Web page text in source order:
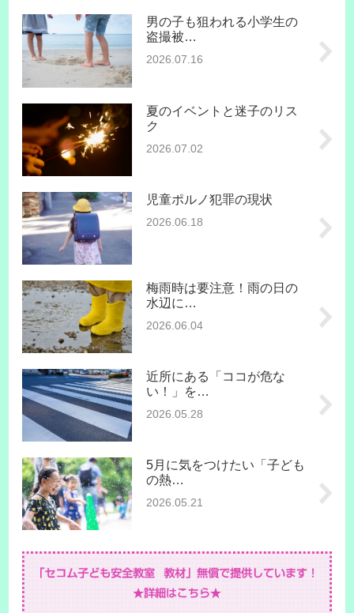
男の子も狙われる小学生の
盗撮被…
2026.07.16
夏のイベントと迷子のリス
ク
2026.07.02
児童ポルノ犯罪の現状
2026.06.18
梅雨時は要注意！雨の日の
水辺に…
2026.06.04
近所にある「ココが危な
い！」を…
2026.05.28
5月に気をつけたい「子ども
の熱…
2026.05.21